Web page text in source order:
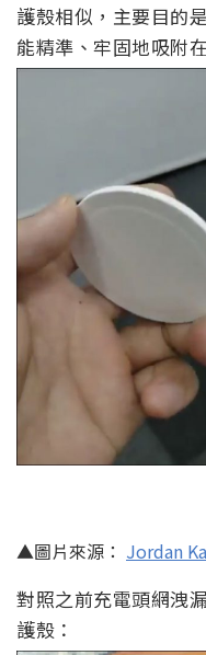
護殼相似，主要目的
能精準、牢固地吸附
▲圖片來源： Jordan
對照之前充電頭網洩
護殼：